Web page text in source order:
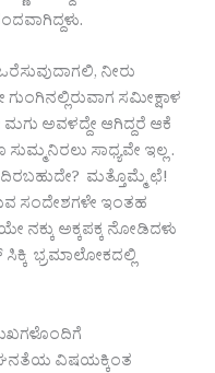
ನೀರು
ಸಮೀಕ್ಷಾಳ
ಅವಳದ್ದೇ ಆಗಿದ್ದರೆ ಆಕೆ
ಸಾಧ್ಯವೇ ಇಲ್ಲ .
ಮತ್ತೊಮ್ಮೆ ಛೆ!
ಸಂದೇಶಗಳೇ ಇಂತಹ
ನಕ್ಕು ಅಕ್ಕಪಕ್ಕ ನೋಡಿದಳು
ಭ್ರಮಾಲೋಕದಲ್ಲಿ
ಘನತೆಯ ವಿಷಯಕ್ಕಿಂತ